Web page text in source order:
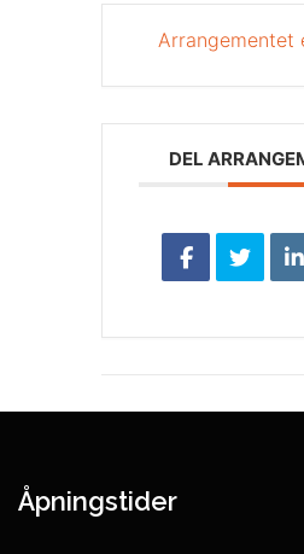
Arrangementet
DEL
Åpningstider